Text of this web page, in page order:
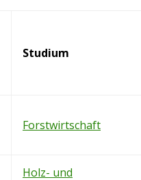
Studium
Forstwirtschaft
Holz- und